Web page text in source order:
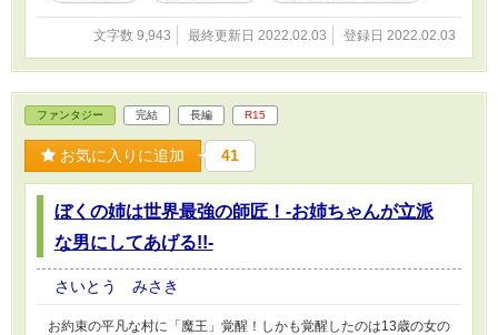
文字数 9,943 最終更新日 2022.02.03 登録日 2022.02.03
ファンタジー 完結 長編 R15
お気に入りに追加 41
ぼくの姉は世界最強の師匠！-お姉ちゃんが立派
な男にしてあげる!!-
さいとう みさき
お約束の平凡な村に「魔王」覚醒！しかも覚醒したのは13歳の女の